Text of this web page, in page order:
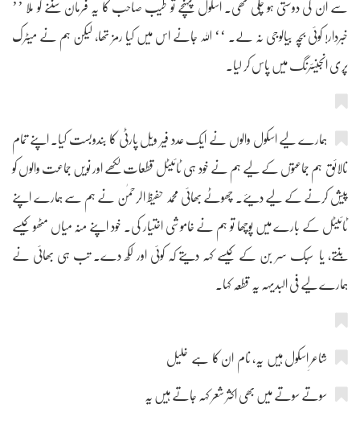
سے ان کی دوستی ہو چکی تھی۔ اسکول پہنچے تو طیب صاحب کا یہ فرمان سننے کو ملا ’’
خبردار! کوئی بچہ بیالوجی نہ لے۔ ‘‘ اللہ جانے اس میں کیا رمز تھا، لیکن ہم نے میٹرک
پری انجینئرنگ میں پاس کر لیا۔
ہمارے لیے اسکول والوں نے ایک عدد فیر ویل پارٹی کا بندوبست کیا۔ اپنے تمام
نالائق ہم جماعتوں کے لیے ہم نے خود ہی ٹائیٹل قطعات لکھے اور نویں جماعت والوں کو
پیش کرنے کے لیے دیئے۔ چھوٹے بھائی محمد حفیظ الرحمٰن نے ہم سے ہمارے اپنے
ٹائیٹل کے بارے میں پوچھا تو ہم نے خاموشی اختیار کی۔ خود اپنے منہ میاں مٹھو کیسے
بنتے، یا سُبک سر بن کے کیسے کہہ دیتے کہ کوئی اور لکھ دے۔ تب ہی بھائی نے
ہمارے لیے فی البدیہہ یہ قطعہ کہا۔
شاعرِ اسکول ہیں یہ، نام ان کا ہے خلیل
سوتے سوتے میں بھی اکثر شعر کہہ جاتے ہیں یہ